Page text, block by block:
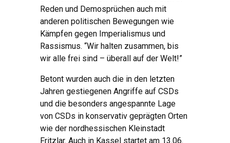
Reden und Demosprüchen auch mit
anderen politischen Bewegungen wie
Kämpfen gegen Imperialismus und
Rassismus. “Wir halten zusammen, bis
wir alle frei sind – überall auf der Welt!”
Betont wurden auch die in den letzten
Jahren gestiegenen Angriffe auf CSDs
und die besonders angespannte Lage
von CSDs in konservativ geprägten Orten
wie der nordhessischen Kleinstadt
Fritzlar. Auch in Kassel startet am 13.06.